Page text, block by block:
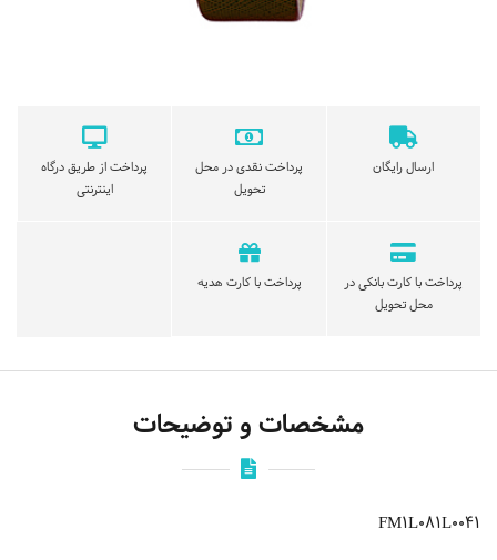
ارسال رایگان
پرداخت نقدی در محل
تحویل
پرداخت از طریق درگاه
اینترنتی
پرداخت با کارت بانکی در
محل تحویل
پرداخت با کارت هدیه
مشخصات و توضیحات
FM1L081L0041